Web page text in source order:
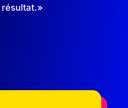
résultat.»